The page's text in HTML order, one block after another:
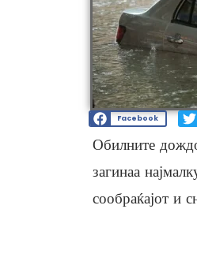
Facebook
Обилните
загинаа
сообраќајот и